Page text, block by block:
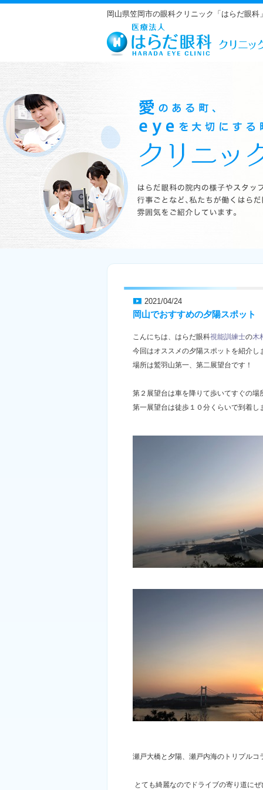
岡山県笠岡市の眼科クリニック「はらだ眼
2021/04/24
岡山でおすすめの夕陽スポット
こんにちは、はらだ眼科視能訓練士の木
今回はオススメの夕陽スポットを紹介し
場所は鷲羽山第一、第二展望台です！
第２展望台は車を降りて歩いてすぐの場
第一展望台は徒歩１０分くらいで到着し
瀬戸大橋と夕陽、瀬戸内海のトリプルコ
とても綺麗なのでドライブの寄り道にぜ